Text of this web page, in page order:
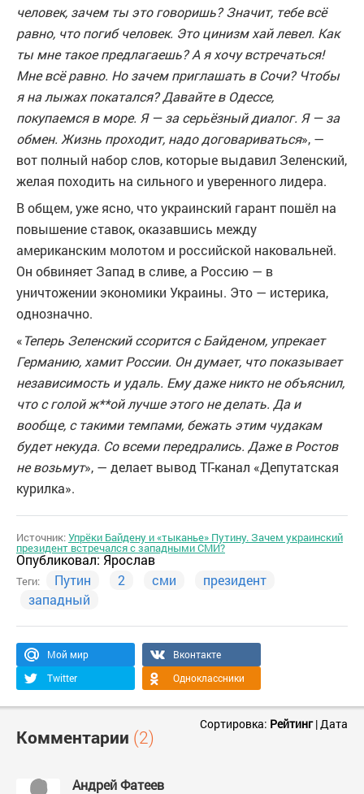
человек, зачем ты это говоришь? Значит, тебе всё
равно, что погиб человек. Это цинизм хай левел. Как
ты мне такое предлагаешь? А я хочу встречаться!
Мне всё равно. Но зачем приглашать в Сочи? Чтобы
я на лыжах покатался? Давайте в Одессе,
покупаемся в море. Я — за серьёзный диалог. Я — за
обмен. Жизнь проходит, надо договариваться», —
вот полный набор слов, которые выдавил Зеленский,
желая походить на сильного и уверенного лидера.
В общем, уже ясно, что украинский гарант пошёл на
повышение ставок, оказавшись между
американским молотом и российской наковальней.
Он обвиняет Запад в сливе, а Россию — в
уничтожении экономики Украины. Это — истерика,
однозначно.
«Теперь Зеленский ссорится с Байденом, упрекает
Германию, хамит России. Он думает, что показывает
независимость и удаль. Ему даже никто не объяснил,
что с голой ж**ой лучше этого не делать. Да и
вообще, с такими темпами, бежать этим чудакам
будет некуда. Со всеми передрались. Даже в Ростов
не возьмут», — делает вывод ТГ-канал «Депутатская
курилка».
Источник:Упрёки Байдену и «тыканье» Путину. Зачем украинский
президент встречался с западными СМИ?
Опубликовал: Ярослав
Теги: Путин 2 сми
президент
западный
Мой мир
Вконтакте
Twitter
Одноклассники
Комментарии (2)
Сортировка: Рейтинг|Дата
Андрей Фатеев